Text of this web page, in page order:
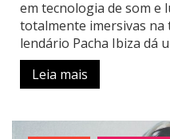
em tecnologia de som e
totalmente imersivas na
lendário Pacha Ibiza dá
Leia mais